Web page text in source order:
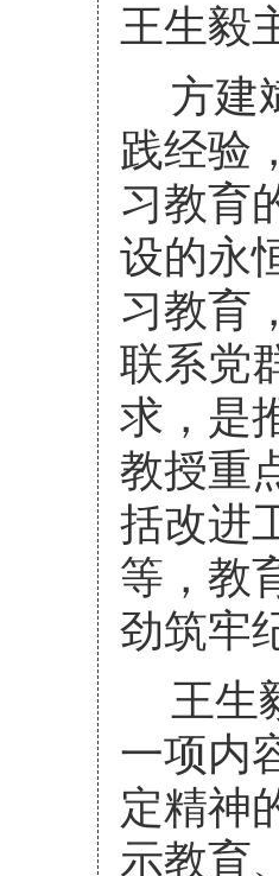
王生毅
方建
践经验
习教育
设的永
习教育
联系党
求，是
教授重
括改进
等，教
劲筑牢
王生
一项内
定精神
示教育